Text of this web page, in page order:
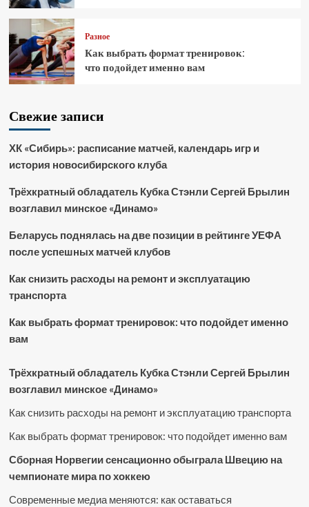
Разное
Как выбрать формат тренировок:
что подойдет именно вам
Свежие записи
ХК «Сибирь»: расписание матчей, календарь игр и
история новосибирского клуба
Трёхкратный обладатель Кубка Стэнли Сергей Брылин
возглавил минское «Динамо»
Беларусь поднялась на две позиции в рейтинге УЕФА
после успешных матчей клубов
Как снизить расходы на ремонт и эксплуатацию
транспорта
Как выбрать формат тренировок: что подойдет именно
вам
Трёхкратный обладатель Кубка Стэнли Сергей Брылин
возглавил минское «Динамо»
Как снизить расходы на ремонт и эксплуатацию транспорта
Как выбрать формат тренировок: что подойдет именно вам
Сборная Норвегии сенсационно обыграла Швецию на
чемпионате мира по хоккею
Современные медиа меняются: как оставаться